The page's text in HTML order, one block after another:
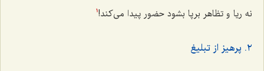
نه ریا و تظاهر برپا بشود حضور پیدا می‌کند!1
٢. پرهیز از تبلیغ